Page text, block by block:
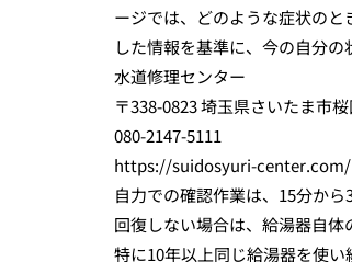
ージでは、どのような症状の
した情報を基準に、今の自分
水道修理センター
〒338-0823 埼玉県さいたま市
080-2147-5111
https://suidosyuri-center.com/
自力での確認作業は、15分か
回復しない場合は、給湯器自体
特に10年以上同じ給湯器を使